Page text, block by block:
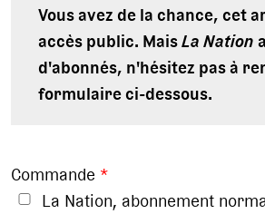
Vous avez de la chance, cet
accès public. MaisLa Nation
d'abonnés, n'hésitez pas à
formulaire ci-dessous.
Commande *
La Nation, abonnement